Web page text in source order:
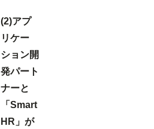
(2)アプ
リケー
ション開
発パート
ナーと
「Smart
HR」が